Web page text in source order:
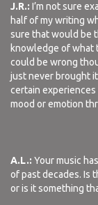
J.R.: I’m not sure
half of my writing
sure that would be
knowledge of what
could be wrong
just never brought
certain experiences
mood or emotion
A.L.: Your music
of past decades. Is
or is it something